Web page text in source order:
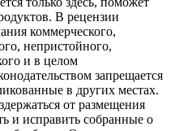
В рецензии
коммерческого,
непристойного,
и в целом
запрещается
в других местах.
от размещения
и исправить собранные о